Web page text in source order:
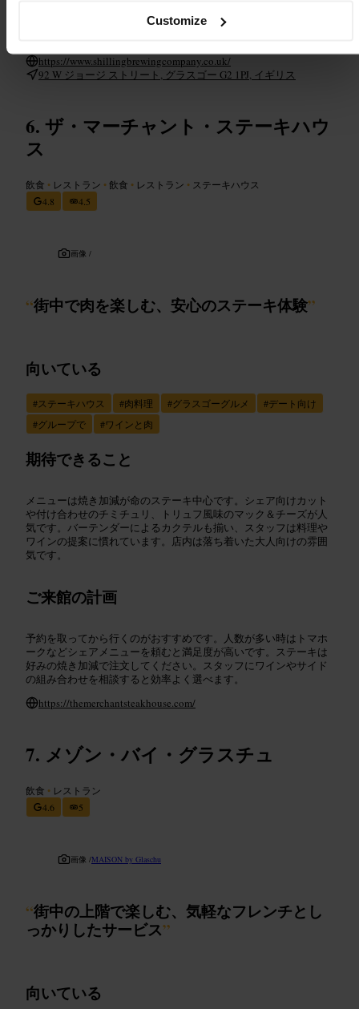
Customize
やメニューの相談をすると楽しめます。現金以外も使えることが
https://www.shillingbrewingcompany.co.uk/
92 W ジョージ ストリート, グラスゴー G2 1PJ, イギリス
ザ・マーチャント・ステーキハウ
ス
飲食 • レストラン • 飲食 • レストラン • ステーキハウス
4.8
4.5
画像 /
“街中で肉を楽しむ、安心のステーキ体験”
向いている
#ステーキハウス #肉料理 #グラスゴーグルメ #デート向け
#グループで #ワインと肉
期待できること
メニューは焼き加減が命のステーキ中心です。シェア向けカット
や付け合わせのチミチュリ、トリュフ風味のマック＆チーズが人
気です。バーテンダーによるカクテルも揃い、スタッフは料理や
ワインの提案に慣れています。店内は落ち着いた大人向けの雰囲
気です。
ご来館の計画
予約を取ってから行くのがおすすめです。人数が多い時はトマホ
ークなどシェアメニューを頼むと満足度が高いです。ステーキは
好みの焼き加減で注文してください。スタッフにワインやサイド
の組み合わせを相談すると効率よく選べます。
https://themerchantsteakhouse.com/
メゾン・バイ・グラスチュ
飲食 • レストラン
4.6
5
画像 /MAISON by Glaschu
“街中の上階で楽しむ、気軽なフレンチとし
っかりしたサービス”
向いている